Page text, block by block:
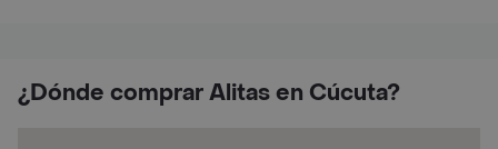
¿Dónde comprar Alitas en Cúcuta?